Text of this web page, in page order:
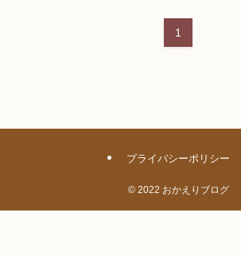
1
プライバシーポリシー
©2022 おかえりブログ